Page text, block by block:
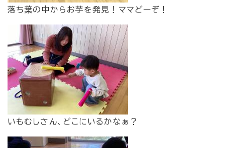
​落ち葉の中からお芋を発見！ママどーぞ！
​いもむしさん、どこにいるかなぁ？